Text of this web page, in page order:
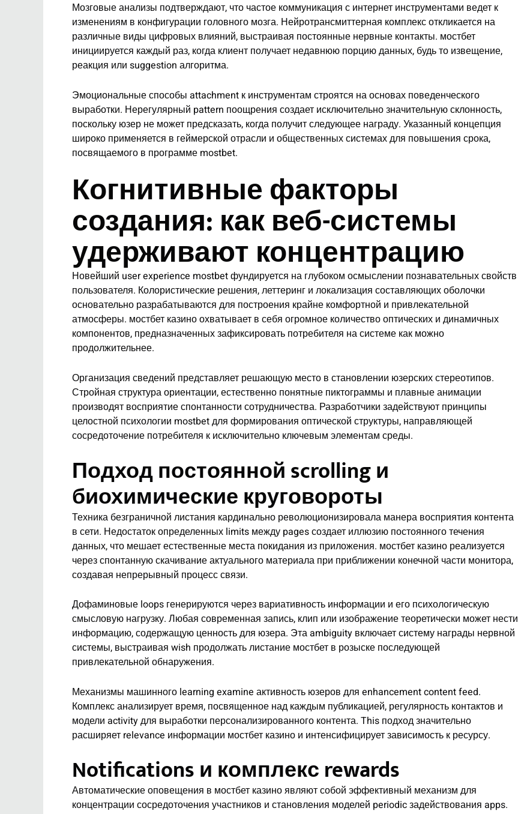
Мозговые анализы подтверждают, что частое коммуникация с интернет инструментами ведет к
изменениям в конфигурации головного мозга. Нейротрансмиттерная комплекс откликается на
различные виды цифровых влияний, выстраивая постоянные нервные контакты. мостбет
инициируется каждый раз, когда клиент получает недавнюю порцию данных, будь то извещение,
реакция или suggestion алгоритма.
Эмоциональные способы attachment к инструментам строятся на основах поведенческого
выработки. Нерегулярный pattern поощрения создает исключительно значительную склонность,
поскольку юзер не может предсказать, когда получит следующее награду. Указанный концепция
широко применяется в геймерской отрасли и общественных системах для повышения срока,
посвящаемого в программе mostbet.
Когнитивные факторы
создания: как веб-системы
удерживают концентрацию
Новейший user experience mostbet фундируется на глубоком осмыслении познавательных свойств
пользователя. Колористические решения, леттеринг и локализация составляющих оболочки
основательно разрабатываются для построения крайне комфортной и привлекательной
атмосферы. мостбет казино охватывает в себя огромное количество оптических и динамичных
компонентов, предназначенных зафиксировать потребителя на системе как можно
продолжительнее.
Организация сведений представляет решающую место в становлении юзерских стереотипов.
Стройная структура ориентации, естественно понятные пиктограммы и плавные анимации
производят восприятие спонтанности сотрудничества. Разработчики задействуют принципы
целостной психологии mostbet для формирования оптической структуры, направляющей
сосредоточение потребителя к исключительно ключевым элементам среды.
Подход постоянной scrolling и
биохимические круговороты
Техника безграничной листания кардинально революционизировала манера восприятия контента
в сети. Недостаток определенных limits между pages создает иллюзию постоянного течения
данных, что мешает естественные места покидания из приложения. мостбет казино реализуется
через спонтанную скачивание актуального материала при приближении конечной части монитора,
создавая непрерывный процесс связи.
Дофаминовые loops генерируются через вариативность информации и его психологическую
смысловую нагрузку. Любая современная запись, клип или изображение теоретически может нести
информацию, содержащую ценность для юзера. Эта ambiguity включает систему награды нервной
системы, выстраивая wish продолжать листание мостбет в розыске последующей
привлекательной обнаружения.
Механизмы машинного learning examine активность юзеров для enhancement content feed.
Комплекс анализирует время, посвященное над каждым публикацией, регулярность контактов и
модели activity для выработки персонализированного контента. This подход значительно
расширяет relevance информации мостбет казино и интенсифицирует зависимость к ресурсу.
Notifications и комплекс rewards
Автоматические оповещения в мостбет казино являют собой эффективный механизм для
концентрации сосредоточения участников и становления моделей periodic задействования apps.